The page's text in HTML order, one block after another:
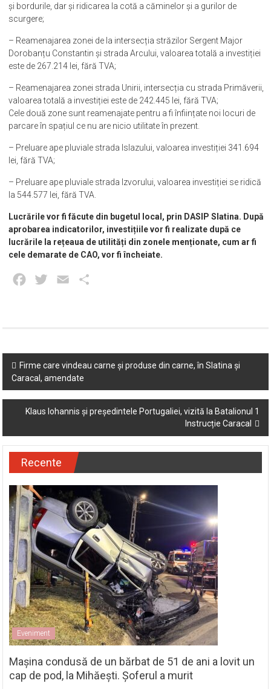
și bordurile, dar și ridicarea la cotă a căminelor și a gurilor de
scurgere;
– Reamenajarea zonei de la intersecția străzilor Sergent Major
Dorobanțu Constantin și strada Arcului, valoarea totală a investiției
este de 267.214 lei, fără TVA;
– Reamenajarea zonei strada Unirii, intersecția cu strada Primăverii,
valoarea totală a investiției este de 242.445 lei, fără TVA;
Cele două zone sunt reamenajate pentru a fi înființate noi locuri de
parcare în spațiul ce nu are nicio utilitate în prezent.
– Preluare ape pluviale strada Islazului, valoarea investiției 341.694
lei, fără TVA;
– Preluare ape pluviale strada Izvorului, valoarea investiției se ridică
la 544.577 lei, fără TVA.
Lucrările vor fi făcute din bugetul local, prin DASIP Slatina. După
aprobarea indicatorilor, investițiile vor fi realizate după ce
lucrările la rețeaua de utilități din zonele menționate, cum ar fi
cele demarate de CAO, vor fi încheiate.
Facebook
Twitter Email
Post
navigation
Firme care vindeau carne și produse din carne, în Slatina și
Caracal, amendate
Klaus Iohannis și președintele Portugaliei, vizită la Batalionul 1
Instrucție Caracal
Recente
Eveniment
Mașina condusă de un bărbat de 51 de ani a lovit un
cap de pod, la Mihăești. Șoferul a murit